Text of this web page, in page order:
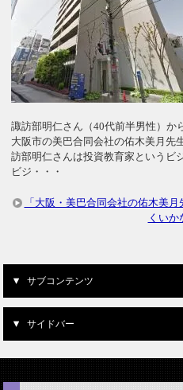
諏訪部明仁さん（40代前半男性）か
大阪市の美巴合同会社の佑木美月先
訪部明仁さんは投資教育家というビ
ビジ・・・
「大阪・美巴合同会社の佑木美
くい
サブコンテンツ
サイドバー